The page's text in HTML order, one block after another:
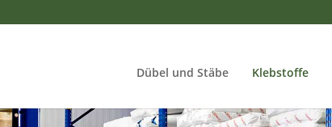
Dübel und Stäbe Klebstoffe